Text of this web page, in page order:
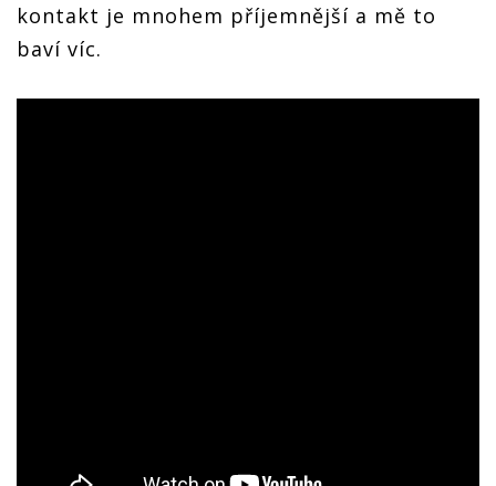
kontakt je mnohem příjemnější a mě to
baví víc.